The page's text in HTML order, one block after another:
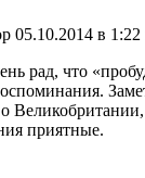
05.10.2014 в 1:22
рад, что
Великобритании,
приятные.